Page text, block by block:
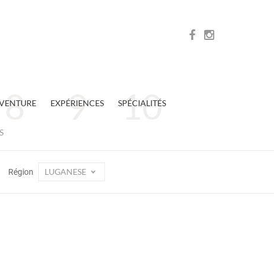
EXPÉRIENCES SPÉCIALITÉS
Région LUGANESE